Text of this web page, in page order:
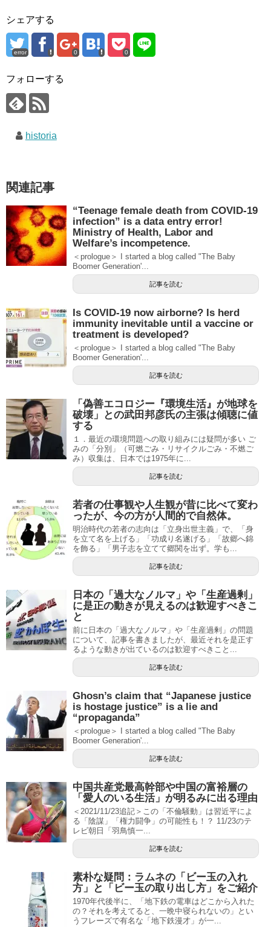
シェアする
error 0 0
フォローする
historia
関連記事
“Teenage female death from COVID-19
infection” is a data entry error!
Ministry of Health, Labor and
Welfare’s incompetence.
＜prologue＞ I started a blog called "The Baby
Boomer Generation'...
記事を読む
Is COVID-19 now airborne? Is herd
immunity inevitable until a vaccine or
treatment is developed?
＜prologue＞ I started a blog called "The Baby
Boomer Generation'...
記事を読む
「偽善エコロジー『環境生活』が地球を
破壊」との武田邦彦氏の主張は傾聴に値
する
１．最近の環境問題への取り組みには疑問が多い ご
みの「分別」（可燃ごみ・リサイクルごみ・不燃ご
み）収集は、日本では1975年に...
記事を読む
若者の仕事観や人生観が昔に比べて変わ
ったが、今の方が人間的で自然体。
明治時代の若者の志向は「立身出世主義」で、「身
を立て名を上げる」「功成り名遂げる」「故郷へ錦
を飾る」「男子志を立てて郷関を出ず。学も...
記事を読む
日本の「過大なノルマ」や「生産過剰」
に是正の動きが見えるのは歓迎すべきこ
と
前に日本の「過大なノルマ」や「生産過剰」の問題
について、記事を書きましたが、最近それを是正す
るような動きが出ているのは歓迎すべきこと...
記事を読む
Ghosn’s claim that “Japanese justice
is hostage justice” is a lie and
“propaganda”
＜prologue＞ I started a blog called "The Baby
Boomer Generation'...
記事を読む
中国共産党最高幹部や中国の富裕層の
「愛人のいる生活」が明るみに出る理由
＜2021/11/23追記＞この「不倫騒動」は習近平によ
る「陰謀」「権力闘争」の可能性も！？ 11/23のテ
レビ朝日「羽鳥慎一...
記事を読む
素朴な疑問：ラムネの「ビー玉の入れ
方」と「ビー玉の取り出し方」をご紹介
1970年代後半に、「地下鉄の電車はどこから入れた
の？それを考えてると、一晩中寝られないの」とい
うフレーズで有名な「地下鉄漫才」が一...